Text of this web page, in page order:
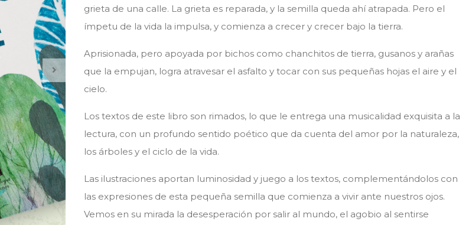
grieta de una calle. La grieta es reparada, y la semilla queda ahí atrapada. Pero el
ímpetu de la vida la impulsa, y comienza a crecer y crecer bajo la tierra.
Aprisionada, pero apoyada por bichos como chanchitos de tierra, gusanos y arañas
que la empujan, logra atravesar el asfalto y tocar con sus pequeñas hojas el aire y el
cielo.
Los textos de este libro son rimados, lo que le entrega una musicalidad exquisita a la
lectura, con un profundo sentido poético que da cuenta del amor por la naturaleza,
los árboles y el ciclo de la vida.
Las ilustraciones aportan luminosidad y juego a los textos, complementándolos con
las expresiones de esta pequeña semilla que comienza a vivir ante nuestros ojos.
Vemos en su mirada la desesperación por salir al mundo, el agobio al sentirse